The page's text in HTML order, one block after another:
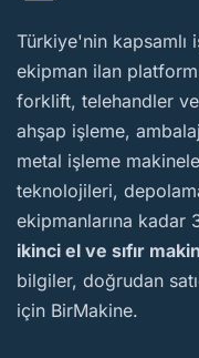
BirMakine
Türkiye'nin kapsamlı
ekipman ilan
forklift, telehandler
ahşap işleme,
metal işleme
teknolojileri,
ekipmanlarına kadar
ikinci el ve sıfır
bilgiler, doğrudan
için BirMakine.